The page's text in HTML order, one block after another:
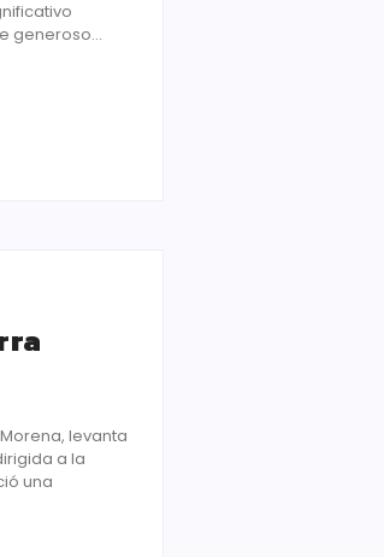
generoso...
levanta
a la
una